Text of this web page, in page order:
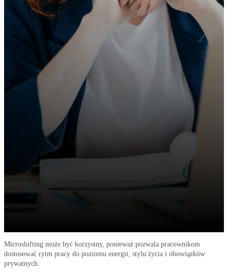
Microshifting może być korzystny, ponieważ pozwala pracownikom
dostosować rytm pracy do poziomu energii, stylu życia i obowiązków
prywatnych.